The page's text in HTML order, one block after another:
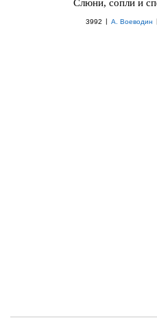
Слюни, сопли и
3992 | А. Воеводин |